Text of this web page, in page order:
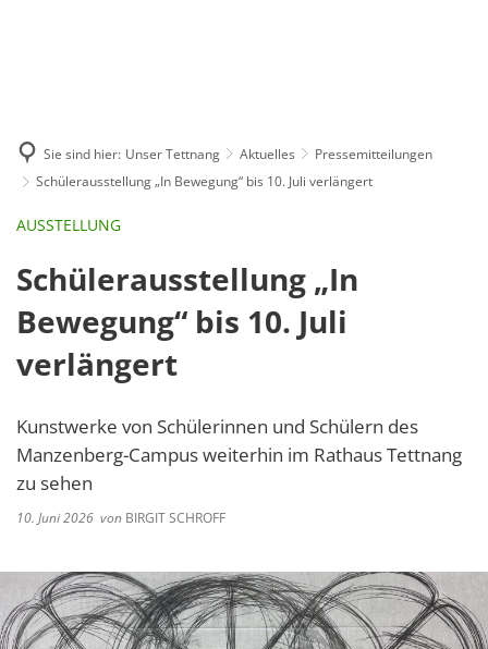
Sie sind hier: Unser Tettnang Aktuelles
Pressemitteilungen
Schülerausstellung „In Bewegung“ bis 10. Juli verlängert
AUSSTELLUNG
Schülerausstellung „In
Bewegung“ bis 10. Juli
verlängert
Kunstwerke von Schülerinnen und Schülern des
Manzenberg-Campus weiterhin im Rathaus Tettnang
zu sehen
10. Juni 2026 von BIRGIT SCHROFF